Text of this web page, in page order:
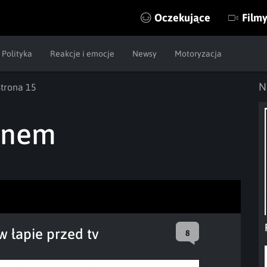
Oczekujące Filmy
Polityka Reakcje i emocje Newsy Motoryzacja
15
łapie przed tv 8